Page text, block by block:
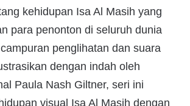
kehidupan Isa Al Masih yang
para penonton di seluruh dunia
penglihatan dan suara
dengan indah oleh
Paula Nash Giltner, seri ini
visual Isa Al Masih dengan